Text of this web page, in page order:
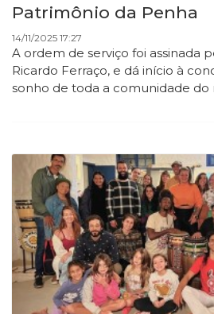
Patrimônio da Penha
14/11/2025 17:27
A ordem de serviço foi assinada
Ricardo Ferraço, e dá início à
sonho de toda a comunidade do